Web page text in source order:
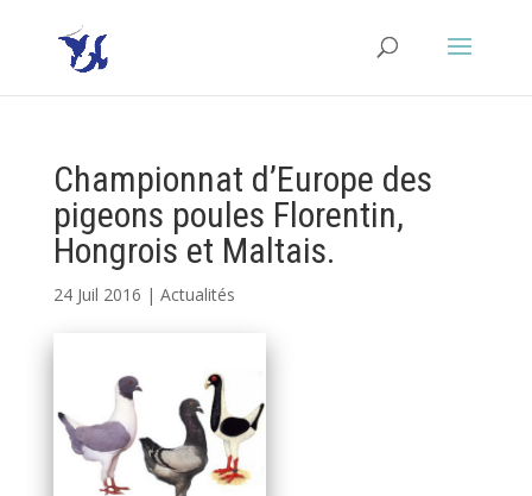
Championnat d’Europe des
pigeons poules Florentin,
Hongrois et Maltais.
24 Juil 2016 | Actualités